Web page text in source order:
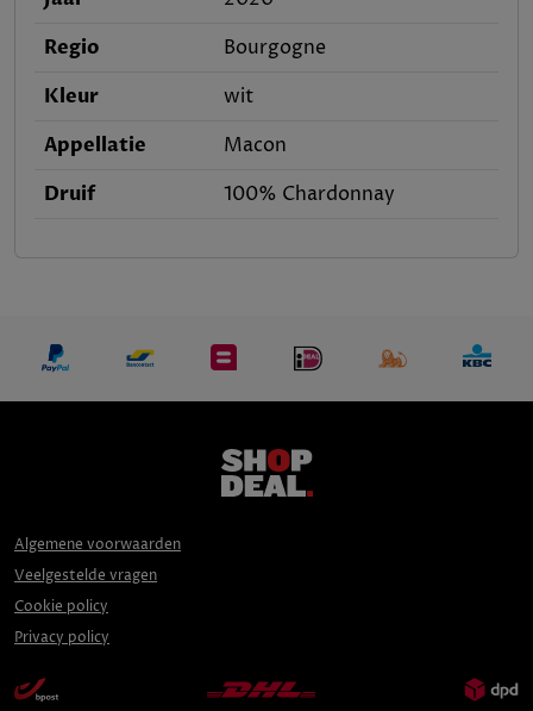
Regio
Bourgogne
Kleur
wit
Appellatie
Macon
Druif
100% Chardonnay
Algemene voorwaarden
Veelgestelde vragen
Cookie policy
Privacy policy